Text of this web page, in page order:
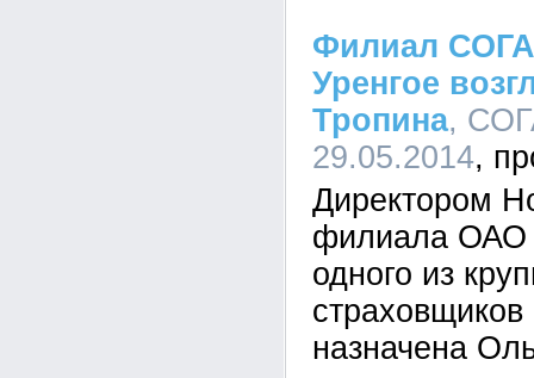
Филиал
Уренгое
Тропина,
29.05.2014
Директором
филиала ОАО
одного из
назначена